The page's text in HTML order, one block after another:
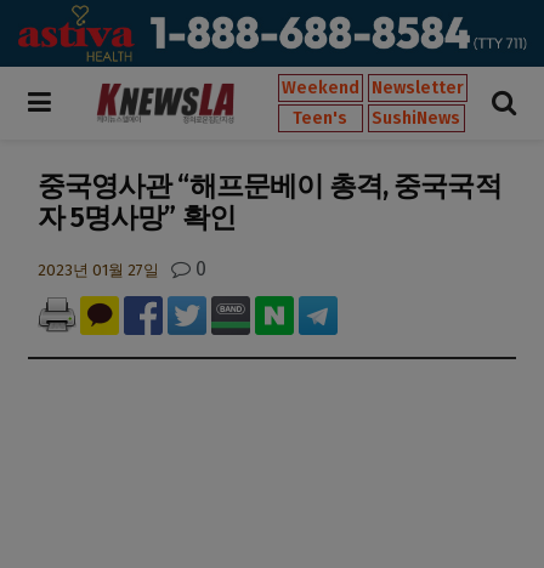
Weekend
Newsletter
Teen's
SushiNews
중국영사관 “해프문베이 총격, 중국국적
자 5명사망” 확인
2023년 01월 27일 0